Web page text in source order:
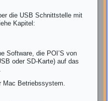
die USB Schnittstelle mit
Kapitel:
Software, die POI’S von
oder SD-Karte) auf das
Mac Betriebssystem.